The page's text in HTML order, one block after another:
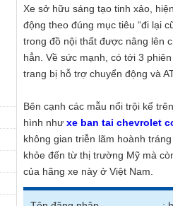
Xe sở hữu sáng tạo tinh xảo,
động theo đúng mục tiêu “đi lại
trong đồ nội thất được nâng lên
hẳn. Về sức mạnh, có tới 3
trang bị hỗ trợ chuyển động và
Bên cạnh các mẫu nổi trội kể
hình như xe ban tai chevrolet
không gian triễn lãm hoành
khỏe đến từ thị trường Mỹ mà
của hãng xe này ở Việt Nam.